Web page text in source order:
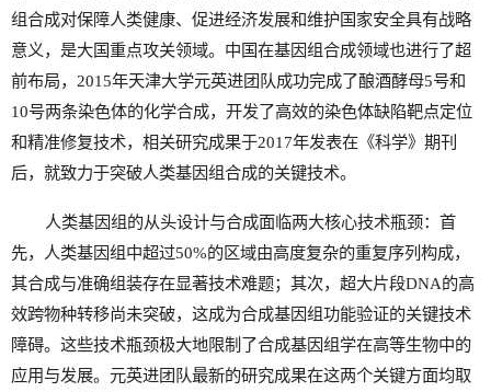
组合成对保障人类健康、促进经济发展和维护国家安全具有战略
意义，是大国重点攻关领域。中国在基因组合成领域也进行了超
前布局，2015年天津大学元英进团队成功完成了酿酒酵母5号和
10号两条染色体的化学合成，开发了高效的染色体缺陷靶点定位
和精准修复技术，相关研究成果于2017年发表在《科学》期刊
后，就致力于突破人类基因组合成的关键技术。
人类基因组的从头设计与合成面临两大核心技术瓶颈：首
先，人类基因组中超过50%的区域由高度复杂的重复序列构成，
其合成与准确组装存在显著技术难题；其次，超大片段DNA的高
效跨物种转移尚未突破，这成为合成基因组功能验证的关键技术
障碍。这些技术瓶颈极大地限制了合成基因组学在高等生物中的
应用与发展。元英进团队最新的研究成果在这两个关键方面均取